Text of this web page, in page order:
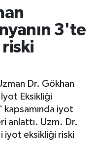
3'te
Dr. Gökhan
İyot Eksikliği
kapsamında iyot
anlattı. Uzm. Dr.
iyot eksikliği riski